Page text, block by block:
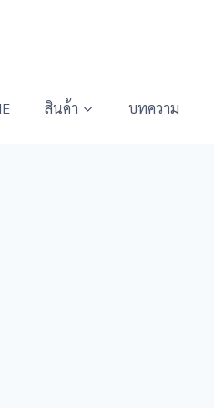
สินค้า บทความ